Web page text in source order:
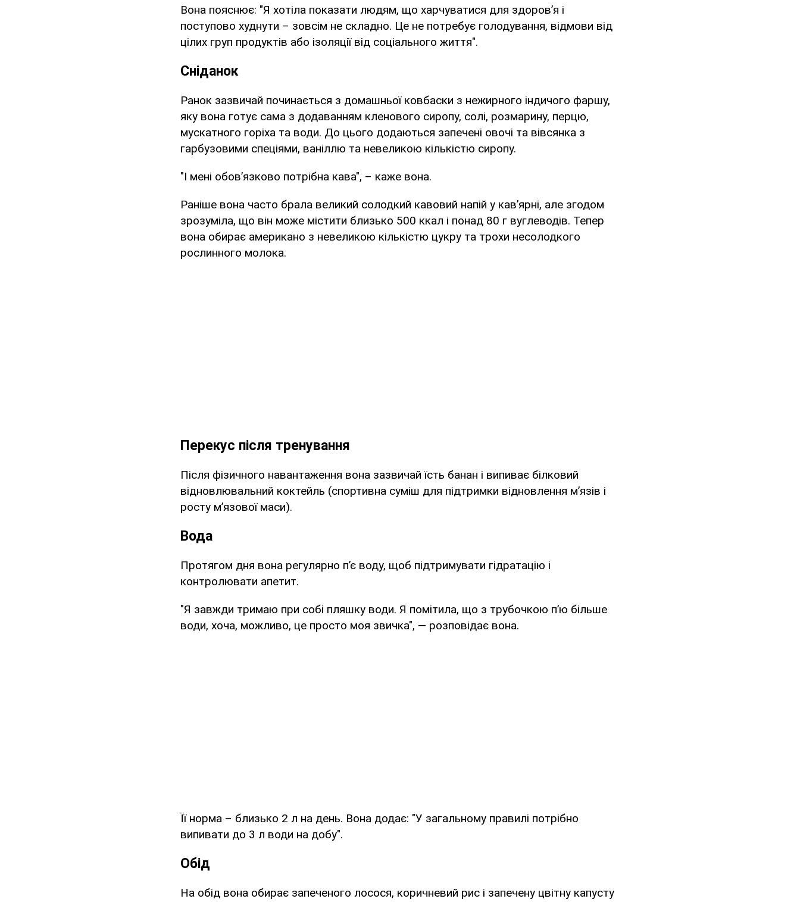
Вона пояснює: "Я хотіла показати людям, що харчуватися для здоров’я і
поступово худнути – зовсім не складно. Це не потребує голодування, відмови від
цілих груп продуктів або ізоляції від соціального життя".
Сніданок
Ранок зазвичай починається з домашньої ковбаски з нежирного індичого фаршу,
яку вона готує сама з додаванням кленового сиропу, солі, розмарину, перцю,
мускатного горіха та води. До цього додаються запечені овочі та вівсянка з
гарбузовими спеціями, ваніллю та невеликою кількістю сиропу.
"І мені обов’язково потрібна кава", – каже вона.
Раніше вона часто брала великий солодкий кавовий напій у кав’ярні, але згодом
зрозуміла, що він може містити близько 500 ккал і понад 80 г вуглеводів. Тепер
вона обирає американо з невеликою кількістю цукру та трохи несолодкого
рослинного молока.
Перекус після тренування
Після фізичного навантаження вона зазвичай їсть банан і випиває білковий
відновлювальний коктейль (спортивна суміш для підтримки відновлення м’язів і
росту м’язової маси).
Вода
Протягом дня вона регулярно п’є воду, щоб підтримувати гідратацію і
контролювати апетит.
"Я завжди тримаю при собі пляшку води. Я помітила, що з трубочкою п’ю більше
води, хоча, можливо, це просто моя звичка", — розповідає вона.
Її норма – близько 2 л на день. Вона додає: "У загальному правилі потрібно
випивати до 3 л води на добу".
Обід
На обід вона обирає запеченого лосося, коричневий рис і запечену цвітну капусту